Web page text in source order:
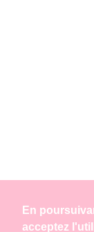
En
acceptez
Droit d'auteur ©